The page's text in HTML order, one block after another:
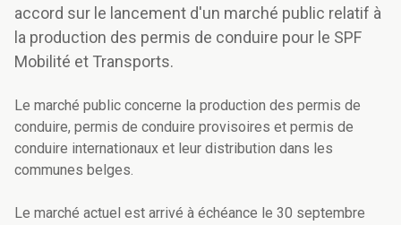
accord sur le lancement d'un marché public relatif à
la production des permis de conduire pour le SPF
Mobilité et Transports.
Le marché public concerne la production des permis de
conduire, permis de conduire provisoires et permis de
conduire internationaux et leur distribution dans les
communes belges.
Le marché actuel est arrivé à échéance le 30 septembre